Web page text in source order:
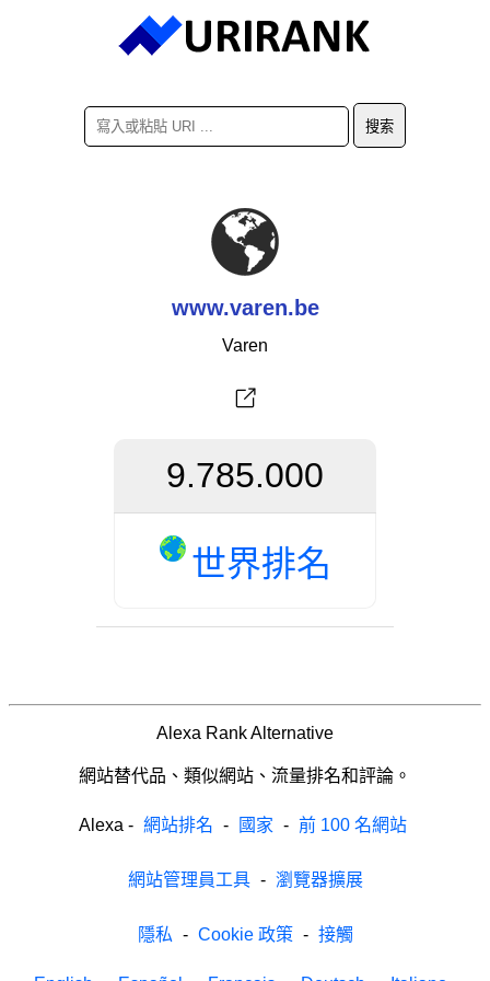
www.varen.be
Varen
9.785.000
世界排名
Alexa Rank Alternative
網站替代品、類似網站、流量排名和評論。
Alexa - 網站排名 - 國家 - 前 100 名網站
網站管理員工具 - 瀏覽器擴展
隱私 - Cookie 政策 - 接觸